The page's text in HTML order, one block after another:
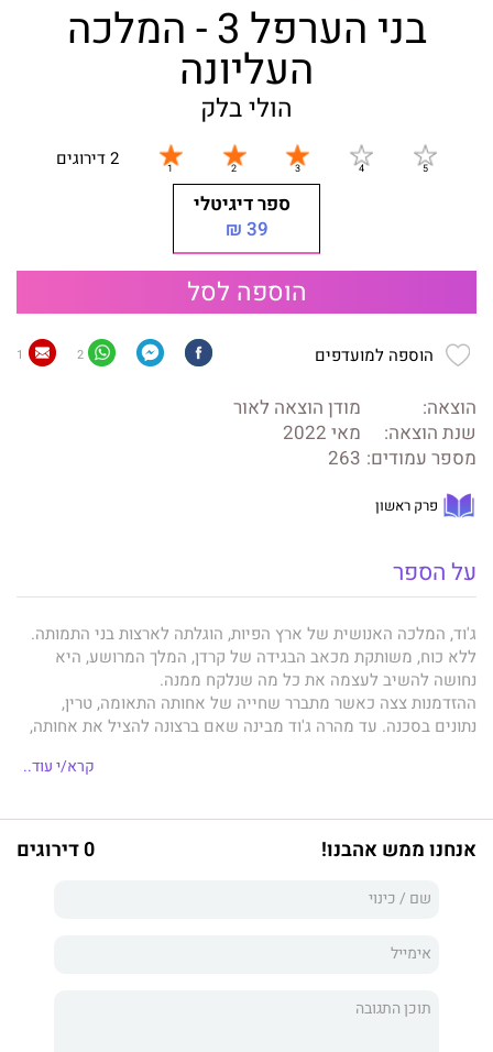
בני הערפל 3 - המלכה
העליונה
הולי בלק
2 דירוגים
ספר דיגיטלי
39 ₪
הוספה לסל
הוספה למועדפים 2
1
הוצאה:
מודן הוצאה לאור
שנת הוצאה:
מאי 2022
מספר עמודים: 263
פרק ראשון
על הספר
ג'וד, המלכה האנושית של ארץ הפיות, הוגלתה לארצות בני התמותה.
ללא כוח, משותקת מכאב הבגידה של קרדן, המלך המרושע, היא
נחושה להשיב לעצמה את כל מה שנלקח ממנה.
ההזדמנות צצה כאשר מתברר שחייה של אחותה התאומה, טרין,
נתונים בסכנה. עד מהרה ג'וד מבינה שאם ברצונה להציל את אחותה,
אבל אלפהיים שג'וד פוגשת עם שובה איננה זו שעזבה. מלחמה
היא נלכדת יותר בסבך הפוליטי הרצחני. המצב מסתבך עוד יותר כאשר
קללה רדומה אך רבת־עוצמה מופעלת, וזורעת בהלה ברחבי הממלכה.
כעת עַם הפיות זקוק למלכתו, ועל ג'וד לבחור בין שאיפותיה לבין
הולי בלק היא סופרת ילדים ונוער אמריקנית וכלת פרס אנדרה נורטון
בני הערפל
הניו יורק טיימס.המלכה העליונה
קרא/י עוד..
אנחנו ממש אהבנו! 0 דירוגים